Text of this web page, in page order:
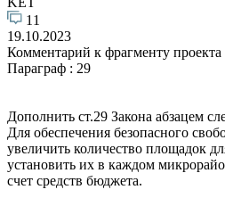
11
19.10.2023
Комментарий к фрагменту
Параграф : 29
Дополнить ст.29 Закона абзацем
Для обеспечения безопасного
увеличить количество площадок
установить их в каждом
счет средств бюджета.